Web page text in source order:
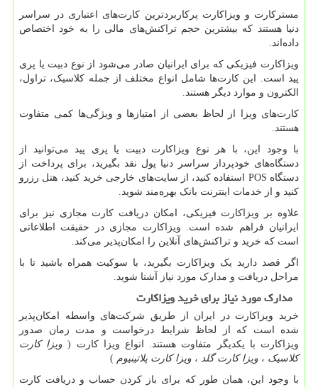
مسترکارت و ویزاکارت پرکاربردترین کارت‌های اعتباری در سراسر
دنیا هستند که بیشترین حجم تراکنش‌های مالی را به خود اختصاص
داده‌اند.
ویزاکارت فیزیکی که برای ایرانیان صادر می‌شود از نوع دبیت یا پری
پید است. این کارت‌ها شامل انواع مختلف از جمله کلاسیک، تراول،
الکترون و موارد دیگر هستند.
کارت‌های ویزا از لحاظ بعضی از امتیازها و ویژگی‌ها کمی متفاوت
هستند.
با وجود این، با هر نوع ویزاکارت دبیت یا پری پید می‌توانید از
دستگاه‌های خودپرداز سراسر دنیا پول نقد بگیرید، برای پرداخت از
دستگاه POS استفاده کنید، از سایت‌های خارجی خرید کنید، هتل رزرو
کنید و از خدمات اینترنت بانک بهره‌مند شوید.
علاوه بر ویزاکارت فیزیکی، امکان دریافت کارت مجازی نیز برای
ایرانیان فراهم شده است. ویزاکارت مجازی در حقیقت اطلاعاتی
است که خرید و تراکنش‌های آنلاین را امکان‌پذیر می‌کند.
اگر قصد دارید یک ویزاکارت بگیرید، با سوکیت همراه باشید تا با
مراحل دریافت و مدارک مورد نیاز آشنا شوید.
مدارک مورد نیاز برای خرید ویزاکارت
خرید ویزاکارت در ایران از طریق شرکت‌های واسطه امکان‌پذیر
شده است که از لحاظ شرایط درخواست و مدت زمان صدور
ویزاکارت با یکدیگر متفاوت هستند. انواع ویزا کارت ( ویزا کارت
کلاسیک ، ویزا کارت گلد ، ویزا کارت پلاتینیوم )
با وجود این، همان طور که برای باز کردن حساب و دریافت کارت